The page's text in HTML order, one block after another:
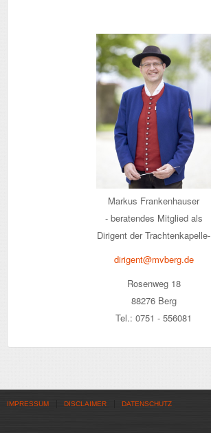
Markus Frankenhauser
- beratendes Mitglied als
Dirigent der Trachtenkapelle-
dirigent@mvberg.de
Rosenweg 18
88276 Berg
Tel.: 0751 - 556081
IMPRESSUM DISCLAIMER DATENSCHUTZ